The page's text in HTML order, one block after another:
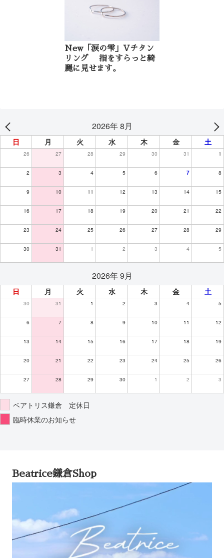
New「涙の雫」Vチタン
リング 指をすらっと綺
麗に見せます。
2026年 8月
日 月 火 水 木 金 土
26 27 28 29 30 31 1
2 3 4 5 6 7 8
9 10 11 12 13 14 15
16 17 18 19 20 21 22
23 24 25 26 27 28 29
30 31 1 2 3 4 5
2026年 9月
日 月 火 水 木 金 土
30 31 1 2 3 4 5
6 7 8 9 10 11 12
13 14 15 16 17 18 19
20 21 22 23 24 25 26
27 28 29 30 1 2 3
ベアトリス鎌倉 定休日
臨時休業のお知らせ
Beatrice鎌倉Shop